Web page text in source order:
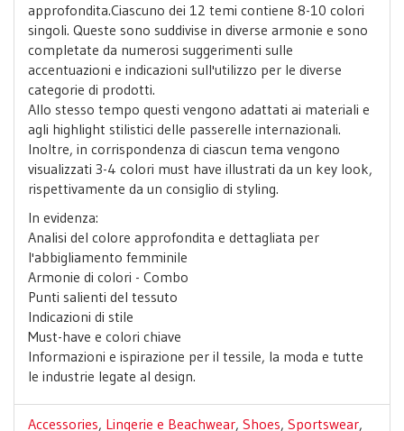
approfondita.Ciascuno dei 12 temi contiene 8-10 colori
singoli. Queste sono suddivise in diverse armonie e sono
completate da numerosi suggerimenti sulle
accentuazioni e indicazioni sull'utilizzo per le diverse
categorie di prodotti.
Allo stesso tempo questi vengono adattati ai materiali e
agli highlight stilistici delle passerelle internazionali.
Inoltre, in corrispondenza di ciascun tema vengono
visualizzati 3-4 colori must have illustrati da un key look,
rispettivamente da un consiglio di styling.
In evidenza:
Analisi del colore approfondita e dettagliata per
l'abbigliamento femminile
Armonie di colori - Combo
Punti salienti del tessuto
Indicazioni di stile
Must-have e colori chiave
Informazioni e ispirazione per il tessile, la moda e tutte
le industrie legate al design.
Accessories, Lingerie e Beachwear, Shoes, Sportswear,